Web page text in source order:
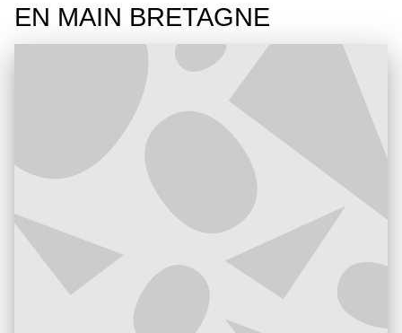
EN MAIN BRETAGNE